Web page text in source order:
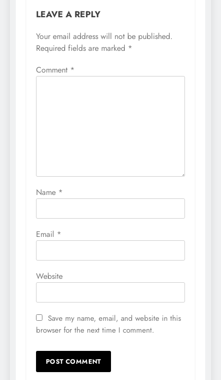
LEAVE A REPLY
Your email address will not be published.
Required fields are marked *
Comment *
Name *
Email *
Website
Save my name, email, and website in this
browser for the next time I comment.